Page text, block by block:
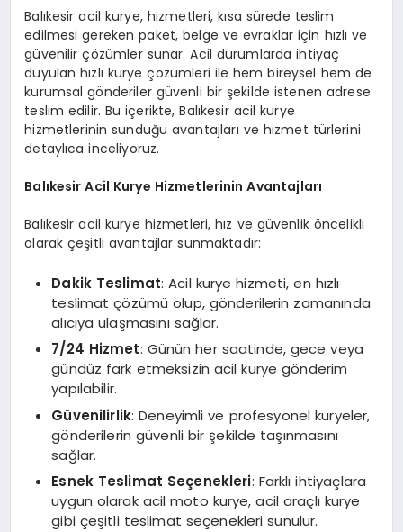
Balıkesir acil kurye, hizmetleri, kısa sürede teslim
edilmesi gereken paket, belge ve evraklar için hızlı ve
güvenilir çözümler sunar. Acil durumlarda ihtiyaç
duyulan hızlı kurye çözümleri ile hem bireysel hem de
kurumsal gönderiler güvenli bir şekilde istenen adrese
teslim edilir. Bu içerikte, Balıkesir acil kurye
hizmetlerinin sunduğu avantajları ve hizmet türlerini
detaylıca inceliyoruz.
Balıkesir Acil Kurye Hizmetlerinin Avantajları
Balıkesir acil kurye hizmetleri, hız ve güvenlik öncelikli
olarak çeşitli avantajlar sunmaktadır:
Dakik Teslimat: Acil kurye hizmeti, en hızlı
teslimat çözümü olup, gönderilerin zamanında
alıcıya ulaşmasını sağlar.
7/24 Hizmet: Günün her saatinde, gece veya
gündüz fark etmeksizin acil kurye gönderim
yapılabilir.
Güvenilirlik: Deneyimli ve profesyonel kuryeler,
gönderilerin güvenli bir şekilde taşınmasını
sağlar.
Esnek Teslimat Seçenekleri: Farklı ihtiyaçlara
uygun olarak acil moto kurye, acil araçlı kurye
gibi çeşitli teslimat seçenekleri sunulur.